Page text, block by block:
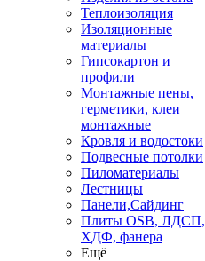
Теплоизоляция
Изоляционные
материалы
Гипсокартон и
профили
Монтажные пены,
герметики, клеи
монтажные
Кровля и водостоки
Подвесные потолки
Пиломатериалы
Лестницы
Панели,Сайдинг
Плиты OSB, ЛДСП,
ХДФ, фанера
Ещё